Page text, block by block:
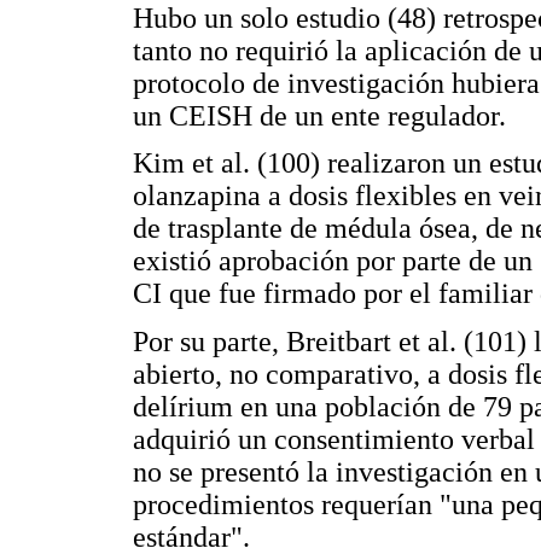
Hubo un solo estudio (48)
tanto no requirió la aplicación de
protocolo de investigación
un CEISH de un ente regulador.
Kim et al. (100) realizaron un
olanzapina a dosis flexibles en
de trasplante de médula ósea, de
existió aprobación por parte de
CI que fue firmado por el familiar
Por su parte, Breitbart et al. (101)
abierto, no comparativo, a dosis
delírium en una población de 79
adquirió un consentimiento
no se presentó la investigación en
procedimientos requerían "una
estándar".